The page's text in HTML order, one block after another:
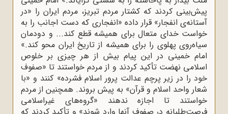
پیش‌بینی‌ کردند که‌ کشتار مردم‌ تبریز، مردم‌ ایران‌ را «در
آستانه‌ی‌ انفجار» قرار داده‌ «انفجاری‌ که‌ دست‌ اجانب‌ را به‌
خواست‌ خدای‌ متعال‌ برای‌ همیشه‌ قطع‌ کند... و دودمان‌
سیاه‌روی‌ پهلوی‌ را برای‌ همیشه‌ از تاریخ‌ ایران‌ محو کند.»
امام‌ خمینی‌ در این‌ پیام‌ بیش‌ از هر چیزی‌ بر خلوص‌
اسلامی‌ نهضت‌ تأکید کردند و از مردم‌ خواستند تا «صفوف‌
خود را در زیر پرچم‌ عدالت‌ پرور اسلام‌ فشرده‌» کنند و «با
شعار واحد اسلام‌ و قرآن‌» به‌ پیش‌ بروند. همچنین‌ از مردم‌
خواستند تا اجازه‌ ندهند «گروه‌های‌ غیراسلامی‌